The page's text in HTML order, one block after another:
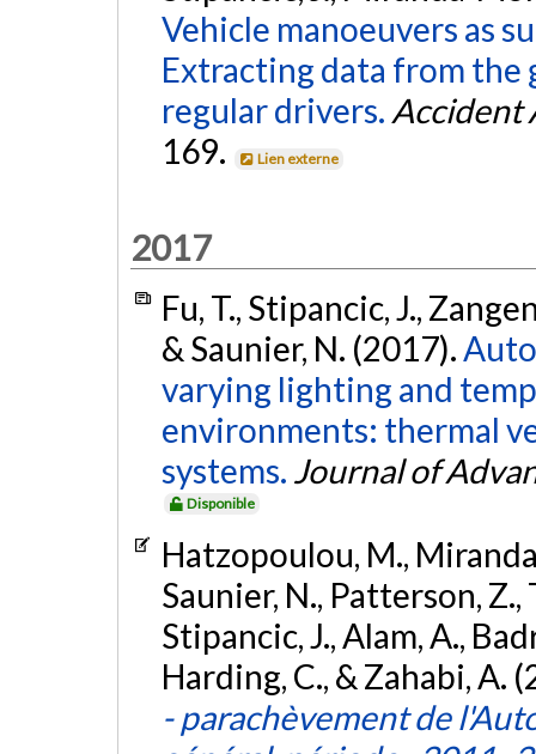
Vehicle manoeuvers as
Extracting data from the
regular drivers. Accident
169.
Lien externe
2017
Fu, T., Stipancic, J.,
& Saunier, N. (2017).
varying lighting and
environments: thermal
systems. Journal of
Disponible
Hatzopoulou, M.,
Saunier, N., Patterson,
Stipancic, J., Alam, A.,
Harding, C., & Zahabi, A.
- parachèvement de